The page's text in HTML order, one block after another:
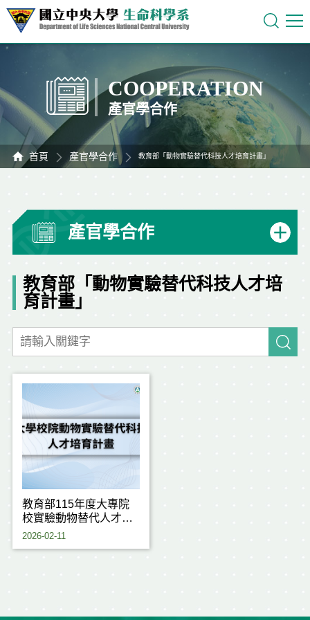
COOPERATION
產官學合作
首頁 產官學合作 教育部「動物實驗替代科技人才培育計畫」
產官學合作
教育部「動物實驗替代科技人才培
育計畫」
教育部115年度大專院
校實驗動物替代人才培
育計畫
2026-02-11